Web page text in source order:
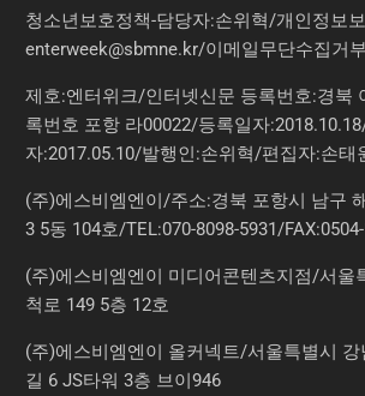
청소년보호정책-담당자:손위혁/개인정보
enterweek@sbmne.kr/이메일무단수집거부
제호:엔터위크/인터넷신문 등록번호:경북
록번호 포항 라00022/등록일자
자:2017.05.10/발행인:손위혁/편집자:손태
(주)에스비엠엔이/주소:경북 포항시 남구
3 5동 104호/TEL:070-8098-5931/
(주)에스비엠엔이 미디어콘텐츠지점/서울
척로 149 5층 12호
(주)에스비엠엔이 올커넥트/서울특별시
길 6 JS타워 3층 브이946